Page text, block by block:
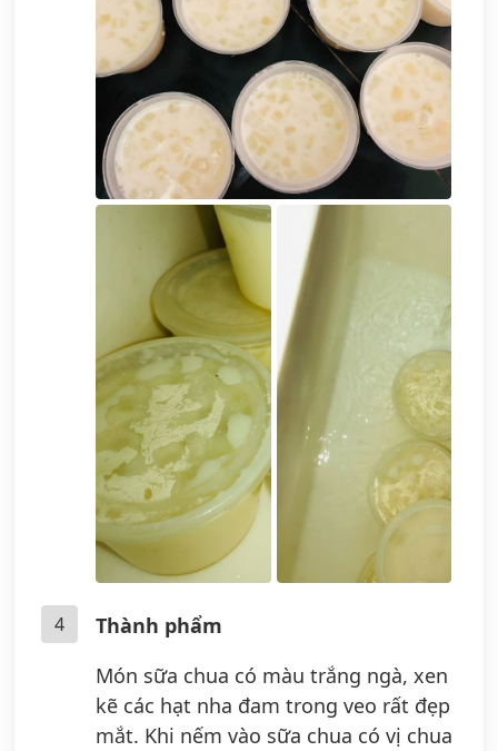
4
Thành phẩm
Món sữa chua có màu trắng ngà, xen
kẽ các hạt nha đam trong veo rất đẹp
mắt. Khi nếm vào sữa chua có vị chua